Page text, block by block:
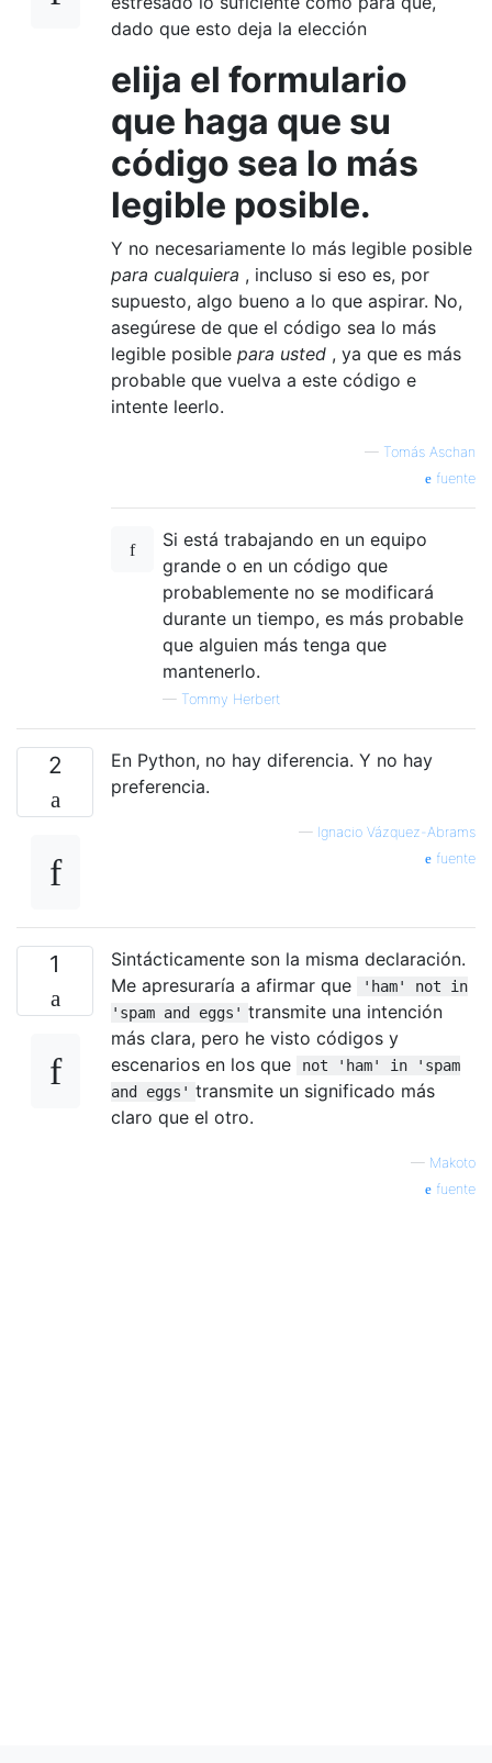
dado que esto deja la elección
elija el formulario
que haga que su
código sea lo más
legible posible.
Y no necesariamente lo más legible posible
para cualquiera , incluso si eso es, por
supuesto, algo bueno a lo que aspirar. No,
asegúrese de que el código sea lo más
legible posible para usted , ya que es más
probable que vuelva a este código e
intente leerlo.
— Tomás Aschan
fuente
Si está trabajando en un equipo
grande o en un código que
probablemente no se modificará
durante un tiempo, es más probable
que alguien más tenga que
mantenerlo.
— Tommy Herbert
2
En Python, no hay diferencia. Y no hay
preferencia.
— Ignacio Vázquez-Abrams
fuente
1
Sintácticamente son la misma declaración.
Me apresuraría a afirmar que
'ham' not in
'spam and eggs' transmite una intención
más clara, pero he visto códigos y
escenarios en los que
not 'ham' in 'spam
and eggs' transmite un significado más
claro que el otro.
— Makoto
fuente